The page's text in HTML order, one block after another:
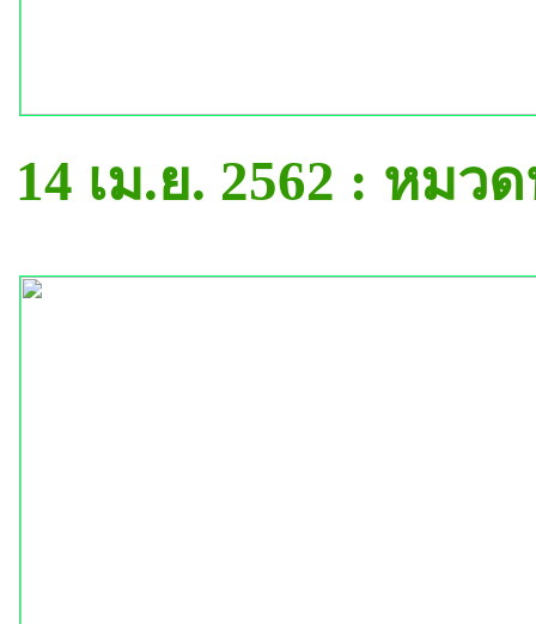
14 เม.ย. 2562 : หมว